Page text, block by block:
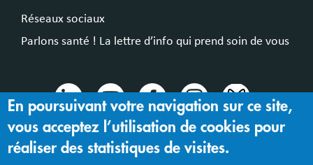
Réseaux sociaux
Parlons santé ! La lettre d’info qui prend soin de vous
Mentions légales |
En poursuivant votre navigation sur ce site,
vous acceptez l’utilisation de cookies pour
réaliser des statistiques de visites.